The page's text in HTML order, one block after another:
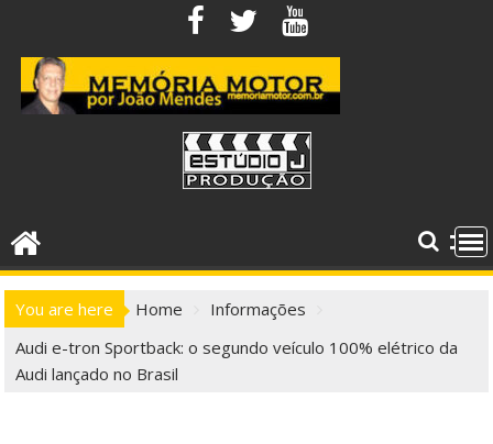
content
You are here Home
Informações
Audi e-tron Sportback: o segundo veículo 100% elétrico da
Audi lançado no Brasil